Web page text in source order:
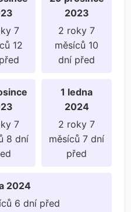
7
12
2023
2 roky 7
měsíců 10
dní před
7
8 dní
1 ledna
2024
2 roky 7
měsíců 7 dní
před
2024
6 dní před